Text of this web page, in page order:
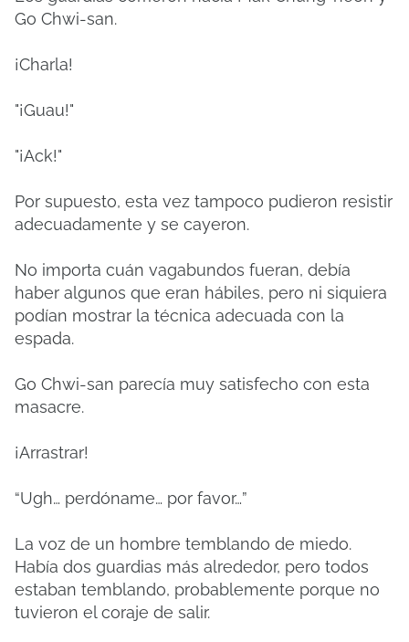
Go Chwi-san.
¡Charla!
"¡Guau!"
"¡Ack!"
Por supuesto, esta vez tampoco pudieron resistir
adecuadamente y se cayeron.
No importa cuán vagabundos fueran, debía
haber algunos que eran hábiles, pero ni siquiera
podían mostrar la técnica adecuada con la
espada.
Go Chwi-san parecía muy satisfecho con esta
masacre.
¡Arrastrar!
“Ugh… perdóname… por favor…”
La voz de un hombre temblando de miedo.
Había dos guardias más alrededor, pero todos
estaban temblando, probablemente porque no
tuvieron el coraje de salir.